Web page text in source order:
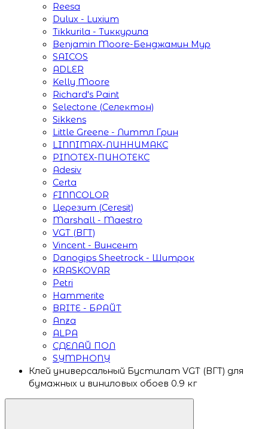
Reesa
Dulux - Luxium
Tikkurila - Тиккурила
Benjamin Moore-Бенджамин Мур
SAICOS
ADLER
Kelly Moore
Richard's Paint
Selectone (Селектон)
Sikkens
Little Greene - Литтл Грин
LINNIMAX-ЛИННИМАКС
PINOTEX-ПИНОТЕКС
Adesiv
Certa
FINNCOLOR
Церезит (Ceresit)
Marshall - Maestro
VGT (ВГТ)
Vincent - Винсент
Danogips Sheetrock - Шитрок
KRASKOVAR
Petri
Hammerite
BRITE - БРАЙТ
Anza
ALPA
СДЕЛАЙ ПОЛ
SYMPHONY
Клей универсальный Бустилат VGT (ВГТ) для
бумажных и виниловых обоев 0.9 кг